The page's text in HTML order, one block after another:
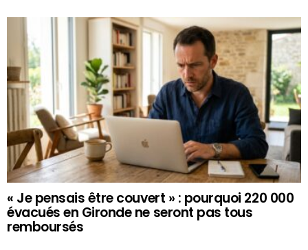
« Je pensais être couvert » : pourquoi 220 000
évacués en Gironde ne seront pas tous
remboursés